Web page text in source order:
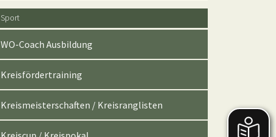
Sport
WO-Coach Ausbildung
Kreisfördertraining
Kreismeisterschaften / Kreisranglisten